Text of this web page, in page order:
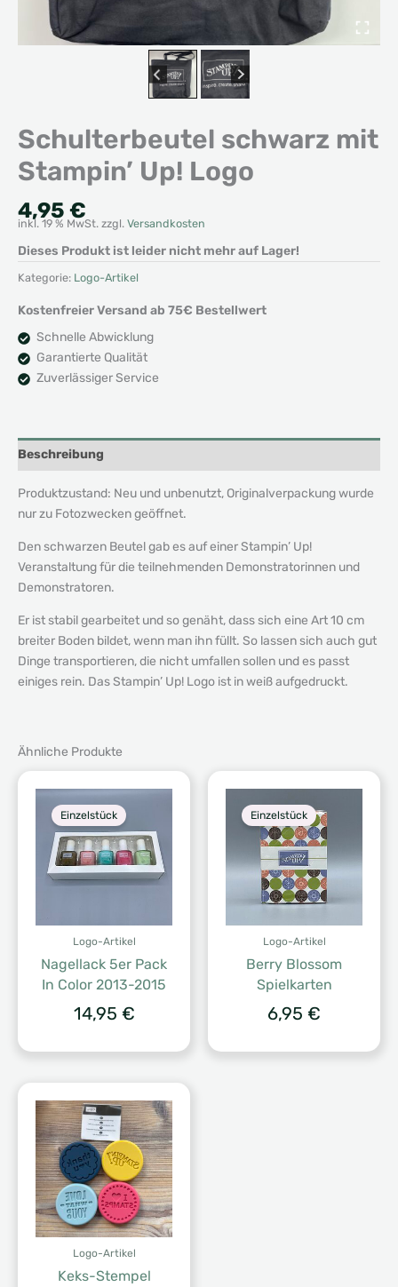
Schulterbeutel schwarz mit
Stampin’ Up! Logo
4,95 €
inkl. 19 % MwSt. zzgl. Versandkosten
Dieses Produkt ist leider nicht mehr auf Lager!
Kategorie: Logo-Artikel
Kostenfreier Versand ab 75€ Bestellwert
Schnelle Abwicklung
Garantierte Qualität
Zuverlässiger Service
Beschreibung
Produktzustand: Neu und unbenutzt, Originalverpackung wurde
nur zu Fotozwecken geöffnet.
Den schwarzen Beutel gab es auf einer Stampin’ Up!
Veranstaltung für die teilnehmenden Demonstratorinnen und
Demonstratoren.
Er ist stabil gearbeitet und so genäht, dass sich eine Art 10 cm
breiter Boden bildet, wenn man ihn füllt. So lassen sich auch gut
Dinge transportieren, die nicht umfallen sollen und es passt
einiges rein. Das Stampin’ Up! Logo ist in weiß aufgedruckt.
Ähnliche Produkte
Einzelstück
Logo-Artikel
Nagellack 5er Pack
In Color 2013-2015
14,95 €
Einzelstück
Logo-Artikel
Berry Blossom
Spielkarten
6,95 €
Logo-Artikel
Keks-Stempel